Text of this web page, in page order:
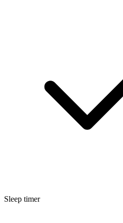
Sleep timer